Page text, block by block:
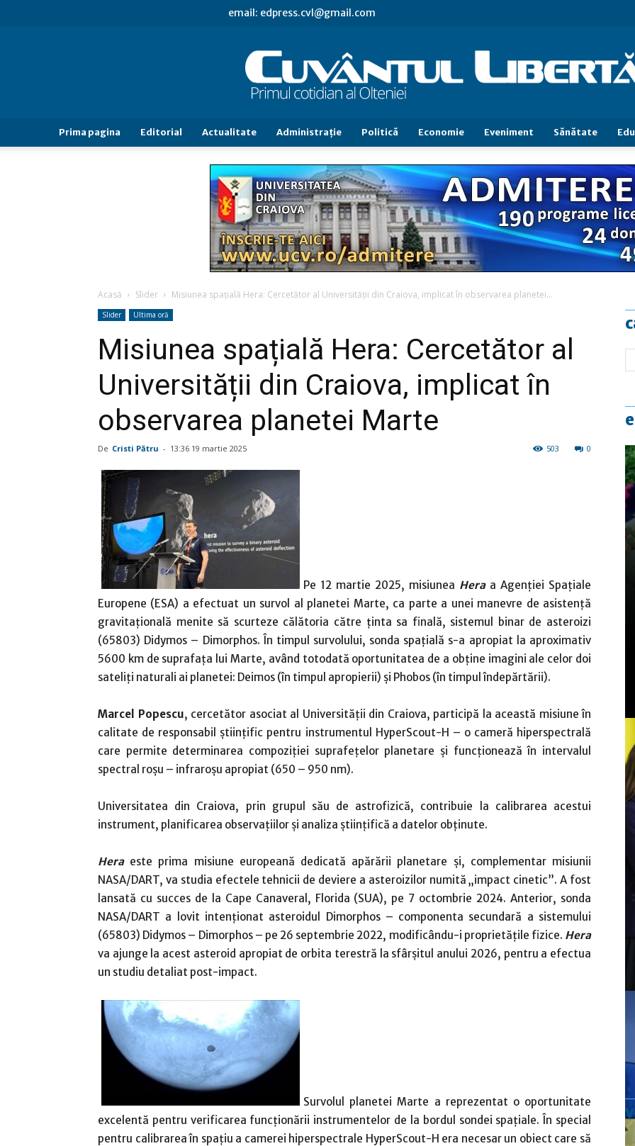
email: edpress.cvl@gmail.com
Cuvântul
Libertăţii
Prima pagina Editorial Actualitate Administraţie Politică Economie Eveniment Sănătate
Acasă Slider Misiunea spațială Hera: Cercetător al Universității din Craiova, implicat în observarea planetei...
Slider Ultima oră
Misiunea spațială Hera: Cercetător al
Universității din Craiova, implicat în
observarea planetei Marte
De Cristi Pătru - 13:36 19 martie 2025 0
503
Pe 12 martie 2025, misiunea Hera a Agenției Spațiale
Europene (ESA) a efectuat un survol al planetei Marte, ca parte a unei manevre de asistență
gravitațională menite să scurteze călătoria către ținta sa finală, sistemul binar de asteroizi
(65803) Didymos – Dimorphos. În timpul survolului, sonda spațială s-a apropiat la aproximativ
5600 km de suprafața lui Marte, având totodată oportunitatea de a obține imagini ale celor doi
sateliți naturali ai planetei: Deimos (în timpul apropierii) și Phobos (în timpul îndepărtării).
Marcel Popescu, cercetător asociat al Universității din Craiova, participă la această misiune în
calitate de responsabil științific pentru instrumentul HyperScout-H – o cameră hiperspectrală
care permite determinarea compoziției suprafețelor planetare și funcționează în intervalul
spectral roșu – infraroșu apropiat (650 – 950 nm).
Universitatea din Craiova, prin grupul său de astrofizică, contribuie la calibrarea acestui
instrument, planificarea observațiilor și analiza științifică a datelor obținute.
Hera este prima misiune europeană dedicată apărării planetare și, complementar misiunii
NASA/DART, va studia efectele tehnicii de deviere a asteroizilor numită „impact cinetic”. A fost
lansată cu succes de la Cape Canaveral, Florida (SUA), pe 7 octombrie 2024. Anterior, sonda
NASA/DART a lovit intenționat asteroidul Dimorphos – componenta secundară a sistemului
(65803) Didymos – Dimorphos – pe 26 septembrie 2022, modificându-i proprietățile fizice. Hera
va ajunge la acest asteroid apropiat de orbita terestră la sfârșitul anului 2026, pentru a efectua
un studiu detaliat post-impact.
Survolul planetei Marte a reprezentat o oportunitate
excelentă pentru verificarea funcționării instrumentelor de la bordul sondei spațiale. În special
pentru calibrarea în spațiu a camerei hiperspectrale HyperScout-H era necesar un obiect care să